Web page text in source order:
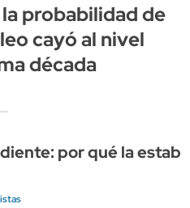
probabilidad de
cayó al nivel
década
por qué la